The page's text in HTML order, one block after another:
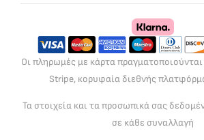
Οι πληρωμές με κάρτα
Stripe, κορυφαία διεθνής
Τα στοιχεία και τα προσωπικά σας
σε κάθε συναλλαγή